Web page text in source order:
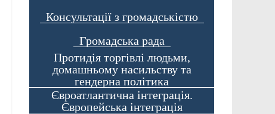
Консультації з громадськістю
Громадська рада
Протидія торгівлі людьми,
домашньому насильству та
гендерна політика
Євроатлантична інтеграція.
Європейська інтеграція